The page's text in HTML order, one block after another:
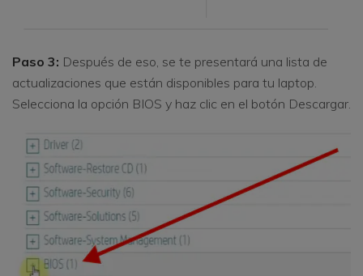
Paso 3: Después de eso, se te presentará una lista de
actualizaciones que están disponibles para tu laptop.
Selecciona la opción BIOS y haz clic en el botón Descargar.